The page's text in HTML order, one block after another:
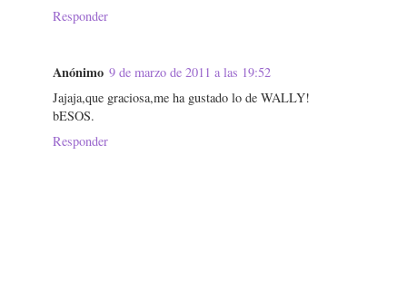
Responder
Anónimo 9 de marzo de 2011 a las 19:52
Jajaja,que graciosa,me ha gustado lo de WALLY!
bESOS.
Responder